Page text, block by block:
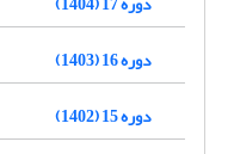
دوره 16 (1403)
دوره 15 (1402)